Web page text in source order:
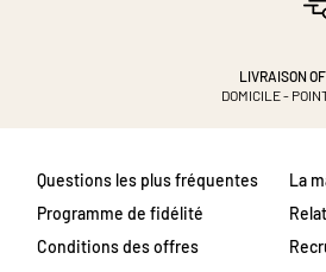
LIVRAISON
DOMICILE -
Questions les plus fréquentes
Programme de fidélité
Conditions des offres
La